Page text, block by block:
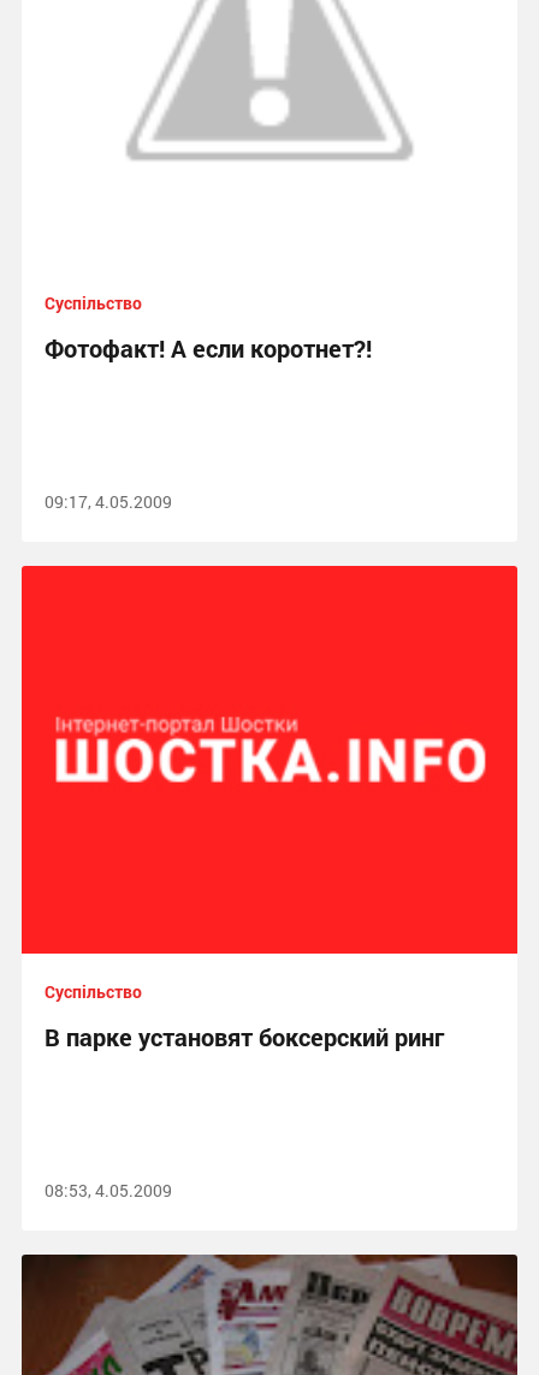
Суспільство
Фотофакт! А если коротнет?!
09:17, 4.05.2009
Суспільство
В парке установят боксерский ринг
08:53, 4.05.2009